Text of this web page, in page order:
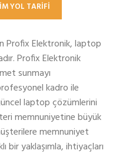
YOL TARİFİ
Profix Elektronik, laptop
Profix Elektronik
sunmayı
kadro ile
laptop çözümlerini
memnuniyetine büyük
memnuniyet
bir yaklaşımla, ihtiyaçları